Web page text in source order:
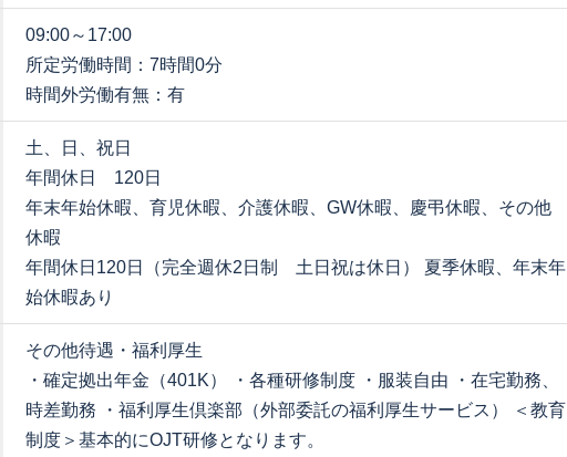
09:00～17:00
所定労働時間：7時間0分
時間外労働有無：有
土、日、祝日
年間休日 120日
年末年始休暇、育児休暇、介護休暇、GW休暇、慶弔休暇、その他
休暇
年間休日120日（完全週休2日制 土日祝は休日） 夏季休暇、年末年
始休暇あり
その他待遇・福利厚生
・確定拠出年金（401K） ・各種研修制度 ・服装自由 ・在宅勤務、
時差勤務 ・福利厚生倶楽部（外部委託の福利厚生サービス） ＜教育
制度＞基本的にOJT研修となります。